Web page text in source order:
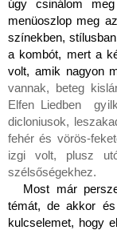
úgy csinálom
menüoszlop meg
színekben,
a kombót, mert a
volt, amik nagyon
vannak, beteg
Elfen Liedben
dicloniusok,
fehér és vörös-
izgi volt, plusz
szélsőségekhez.
Most már
témát, de akkor
kulcselemet, hogy